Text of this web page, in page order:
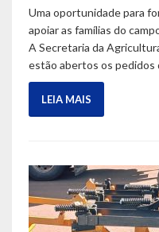
Uma oportunidade para
apoiar as famílias do
A Secretaria da
estão abertos os
LEIA MAIS